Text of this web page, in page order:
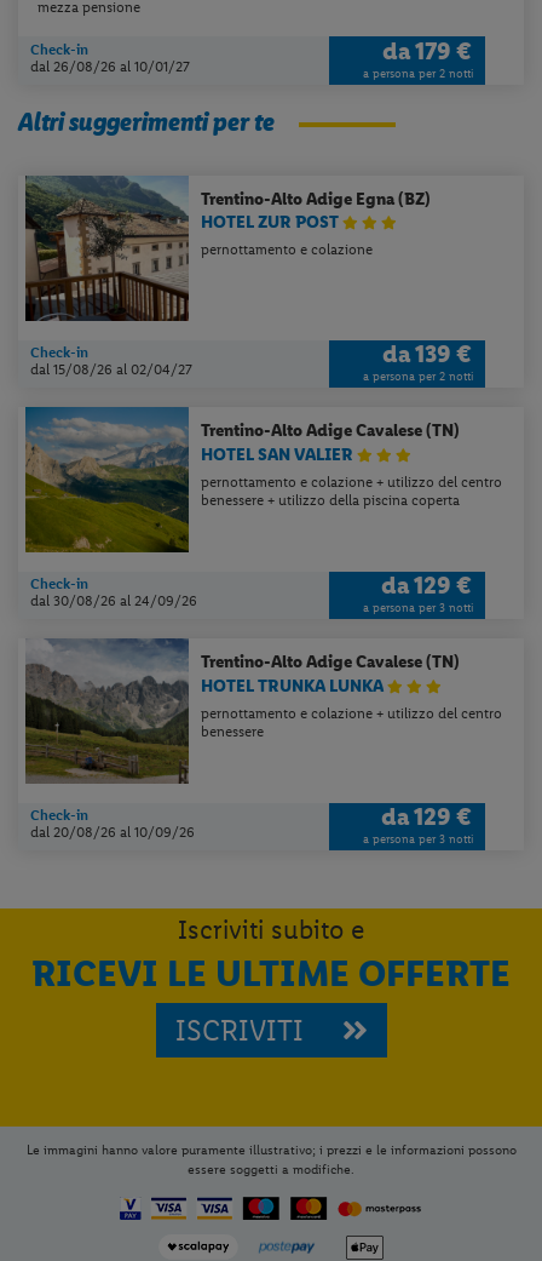
mezza pensione
Check-in
dal 26/08/26al 10/01/27
da179 €
a persona per 2 notti
Altri suggerimenti per te
Trentino-Alto Adige Egna (BZ)
HOTEL ZUR POST
pernottamento e colazione
Check-in
dal 15/08/26al 02/04/27
da139 €
a persona per 2 notti
Trentino-Alto AdigeCavalese (TN)
HOTEL SAN VALIER
pernottamento e colazione + utilizzo del centro
benessere + utilizzo della piscina coperta
Check-in
dal 30/08/26al 24/09/26
da129 €
a persona per 3 notti
Trentino-Alto AdigeCavalese (TN)
HOTEL TRUNKA LUNKA
pernottamento e colazione + utilizzo del centro
benessere
Check-in
dal 20/08/26al 10/09/26
da129 €
a persona per 3 notti
Iscriviti subito e
RICEVI LE ULTIME OFFERTE
ISCRIVITI
Le immagini hanno valore puramente illustrativo; i prezzi e le informazioni possono
essere soggetti a modifiche.
Per aggiungereLidl Viaggialla tua
Home, apri il menu opzioni evidenziato
dall' icona